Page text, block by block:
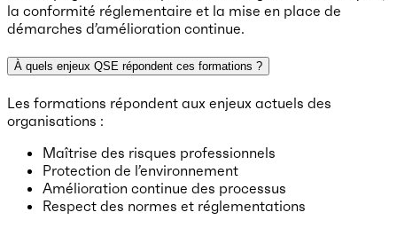
la conformité réglementaire et la mise en place de
démarches d’amélioration continue.
À quels enjeux QSE répondent ces formations ?
Les formations répondent aux enjeux actuels des
organisations :
Maîtrise des risques professionnels
Protection de l’environnement
Amélioration continue des processus
Respect des normes et réglementations